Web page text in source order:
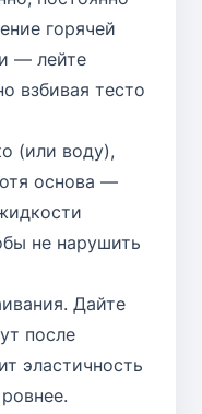
горячей
— лейте
взбивая тесто
(или воду),
основа —
не нарушить
Дайте
после
эластичность